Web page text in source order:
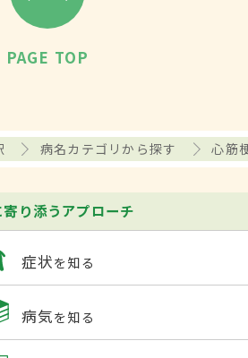
PAGE TOP
病名カテゴリから探す 心筋
り添うアプローチ
症状を知る
病気を知る